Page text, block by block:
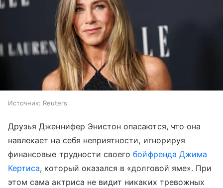
Источник: Reuters
Друзья Дженнифер Энистон опасаются, что она
навлекает на себя неприятности, игнорируя
финансовые трудности своегобойфренда Джима
Кертиса, который оказался в «долговой яме». При
этом сама актриса не видит никаких тревожных